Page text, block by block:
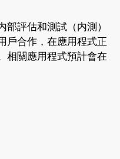
部評估和測試（内測）
戶合作，在應用程式正
相關應用程式預計會在